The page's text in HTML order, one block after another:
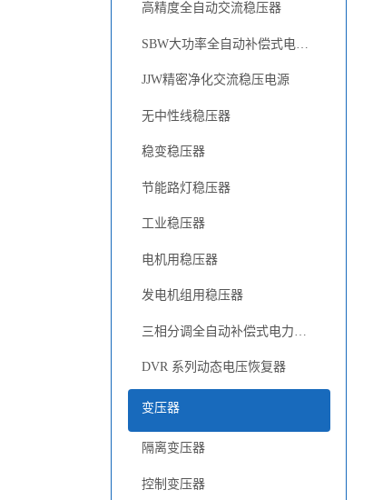
高精度全自动交流稳压器
SBW大功率全自动补偿式电力稳压器
JJW精密净化交流稳压电源
无中性线稳压器
稳变稳压器
节能路灯稳压器
工业稳压器
电机用稳压器
发电机组用稳压器
DVR 系列动态电压恢复器
变压器
隔离变压器
控制变压器